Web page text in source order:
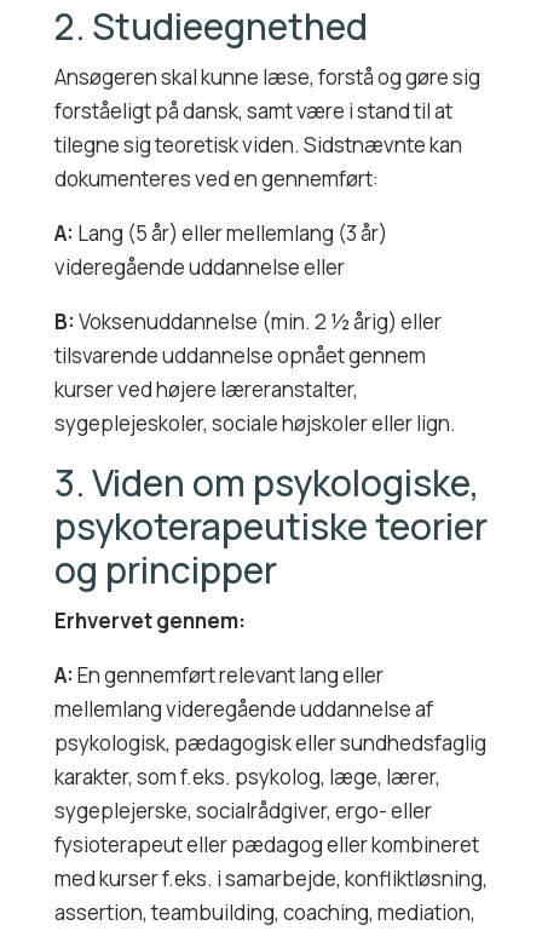
2. Studieegnethed
Ansøgeren skal kunne læse, forstå og gøre sig
forståeligt på dansk, samt være i stand til at
tilegne sig teoretisk viden. Sidstnævnte kan
dokumenteres ved en gennemført:
A: Lang (5 år) eller mellemlang (3 år)
videregående uddannelse eller
B: Voksenuddannelse (min. 2 ½ årig) eller
tilsvarende uddannelse opnået gennem
kurser ved højere læreranstalter,
sygeplejeskoler, sociale højskoler eller lign.
3. Viden om psykologiske,
psykoterapeutiske teorier
og principper
Erhvervet gennem:
A: En gennemført relevant lang eller
mellemlang videregående uddannelse af
psykologisk, pædagogisk eller sundhedsfaglig
karakter, som f.eks. psykolog, læge, lærer,
sygeplejerske, socialrådgiver, ergo- eller
fysioterapeut eller pædagog eller kombineret
med kurser f.eks. i samarbejde, konfliktløsning,
assertion, teambuilding, coaching, mediation,